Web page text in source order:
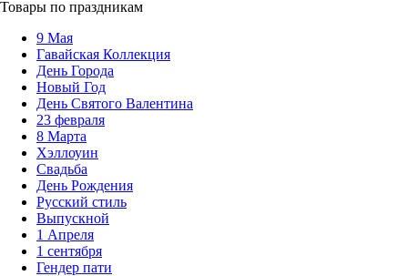
Товары по праздникам
9 Мая
Гавайская Коллекция
День Города
Новый Год
День Святого Валентина
23 февраля
8 Марта
Хэллоуин
Свадьба
День Рождения
Русский стиль
Выпускной
1 Апреля
1 сентября
Гендер пати